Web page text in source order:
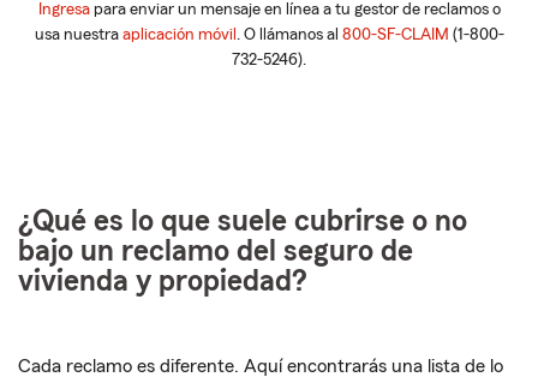
Ingresapara enviar un mensaje en línea a tu gestor de reclamos o
usa nuestra aplicación móvil . O llámanos al 800-SF-CLAIM (1-800-
732-5246).
¿Qué es lo que suele cubrirse o no
bajo un reclamo del seguro de
vivienda y propiedad?
Cada reclamo es diferente. Aquí encontrarás una lista de lo